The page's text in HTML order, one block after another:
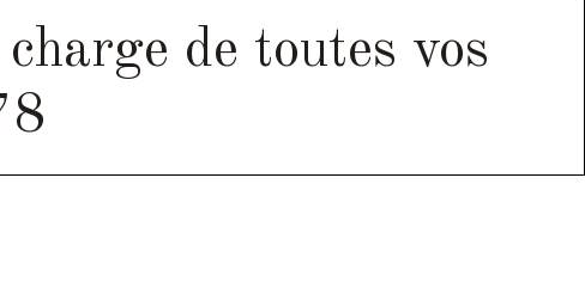
de toutes vos